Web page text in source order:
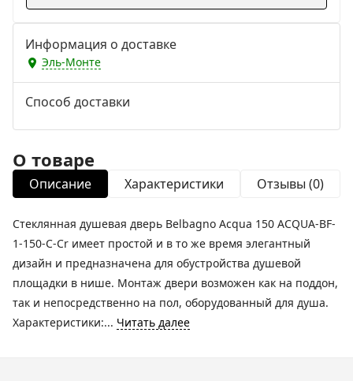
Информация о доставке
Эль-Монте
Способ доставки
О товаре
Описание Характеристики Отзывы (0)
Стеклянная душевая дверь Belbagno Acqua 150 ACQUA-BF-
1-150-C-Cr имеет простой и в то же время элегантный
дизайн и предназначена для обустройства душевой
площадки в нише. Монтаж двери возможен как на поддон,
так и непосредственно на пол, оборудованный для душа.
Характеристики:... Читать далее